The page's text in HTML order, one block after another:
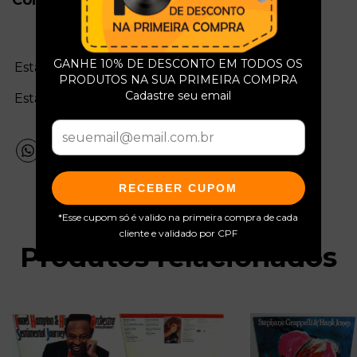
GANHE 10% DE DESCONTO EM TODOS OS
PRODUTOS NA SUA PRIMEIRA COMPRA
Cadastre seu email
RECEBER CUPOM
*Esse cupom só é valido na primeira compra de cada
cliente e validado por CPF
Estado da mídia:
Estado da capa:
Produtos relacionados